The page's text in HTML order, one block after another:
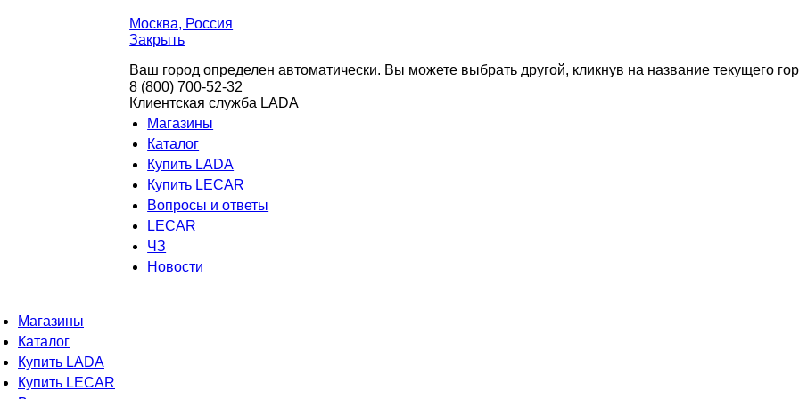
Москва, Россия
Закрыть
Ваш город определен автоматически. Вы можете выбрать другой, кликнув на название текущего
8 (800) 700-52-32
Клиентская служба LADA
Магазины
Каталог
Купить LADA
Купить LECAR
Вопросы и ответы
LECAR
ЧЗ
Новости
Магазины
Каталог
Купить LADA
Купить LECAR